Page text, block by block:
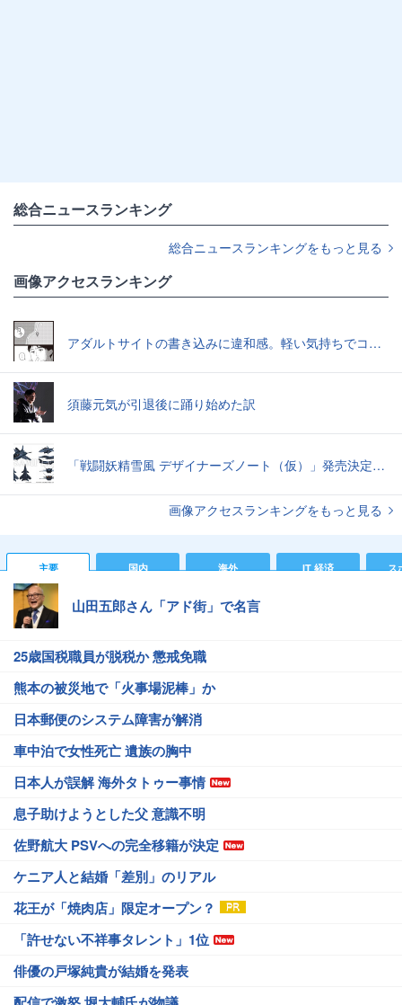
総合ニュースランキング
総合ニュースランキングをもっと見る
画像アクセスランキング
アダルトサイトの書き込みに違和感。軽い気持ちでコメントしてみると…／近畿地方のある場所について（1）
須藤元気が引退後に踊り始めた訳
「戦闘妖精雪風 デザイナーズノート（仮）」発売決定スーパーシルフやメイヴといった名機たちの“線”の妙味
画像アクセスランキングをもっと見る
主要 国内 海外 IT 経済 ス
山田五郎さん「アド街」で名言
25歳国税職員が脱税か 懲戒免職
熊本の被災地で「火事場泥棒」か
日本郵便のシステム障害が解消
車中泊で女性死亡 遺族の胸中
日本人が誤解 海外タトゥー事情
息子助けようとした父 意識不明
佐野航大 PSVへの完全移籍が決定
ケニア人と結婚「差別」のリアル
花王が「焼肉店」限定オープン？
「許せない不祥事タレント」1位
俳優の戸塚純貴が結婚を発表